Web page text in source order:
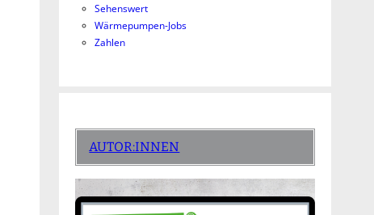
Sehenswert
Wärmepumpen-Jobs
Zahlen
AUTOR:INNEN